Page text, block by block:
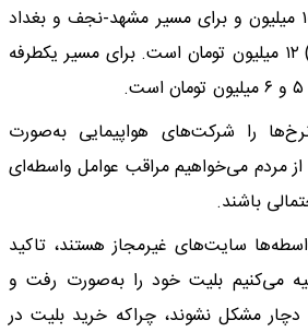
فرودگاه‌های غرب کشور ۱۰ میلیون و برای مسیر مشهد-نجف و بغداد
(فرودگاه‌های شرق کشور) ۱۲ میلیون تومان است. برای مسیر یکطرفه
را شرکت‌های هواپیمایی به‌صورت
و از مردم می‌خواهیم مراقب عوامل واسطه‌ای
باشند.
سایت‌های غیرمجاز هستند، تاکید
می‌کنیم بلیت خود را به‌صورت رفت و
مشکل نشوند، چراکه خرید بلیت در